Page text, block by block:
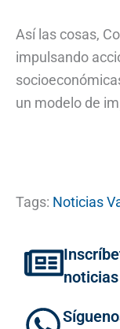
Así las cosas,
impulsando
un modelo de
Tags: Noticias
noticias